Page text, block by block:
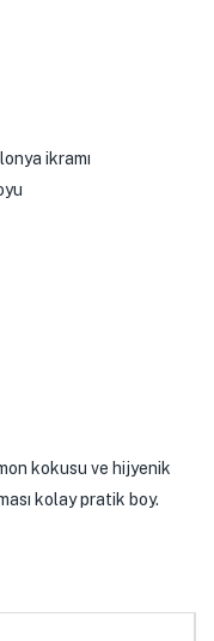
ikramı
kokusu ve hijyenik
kolay pratik boy.